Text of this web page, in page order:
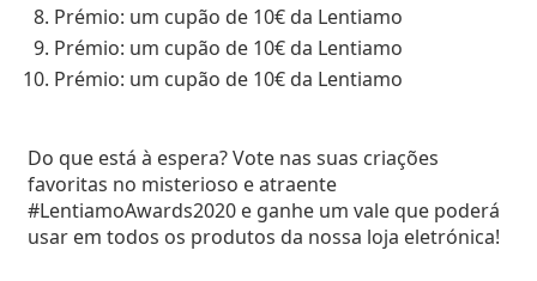
Prémio: um cupão de 10€ da Lentiamo
Prémio: um cupão de 10€ da Lentiamo
Prémio: um cupão de 10€ da Lentiamo
Do que está à espera? Vote nas suas criações
favoritas no misterioso e atraente
#LentiamoAwards2020 e ganhe um vale que poderá
usar em todos os produtos da nossa loja eletrónica!